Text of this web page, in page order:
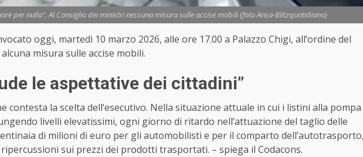
per nulla". Al Consiglio dei ministri nessuna misura sulle accise mobili (foto Ansa-Blitzquotidiano)
oggi, martedì 10 marzo 2026, alle ore 17.00 a Palazzo Chigi, all’ordine del
misura sulle accise mobili.
le aspettative dei cittadini”
contesta la scelta dell’esecutivo. Nella situazione attuale in cui i listini alla pompa
livelli elevatissimi, ogni giorno di ritardo nell’attuazione del taglio delle
di milioni di euro per gli automobilisti e per il comparto
sui prezzi dei prodotti trasportati. – spiega il Codacons.